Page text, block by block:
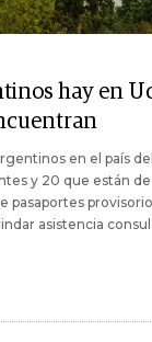
hay en
en el país
y 20 que están
pasaportes
asistencia